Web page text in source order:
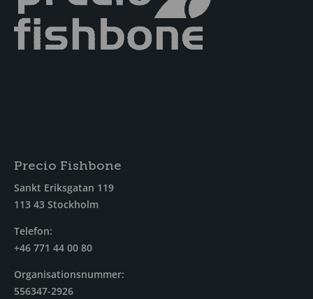
Precio Fishbone
Sankt Eriksgatan 119
113 43 Stockholm
Telefon:
+46 771 44 00 80
Organisationsnummer:
556347-2926